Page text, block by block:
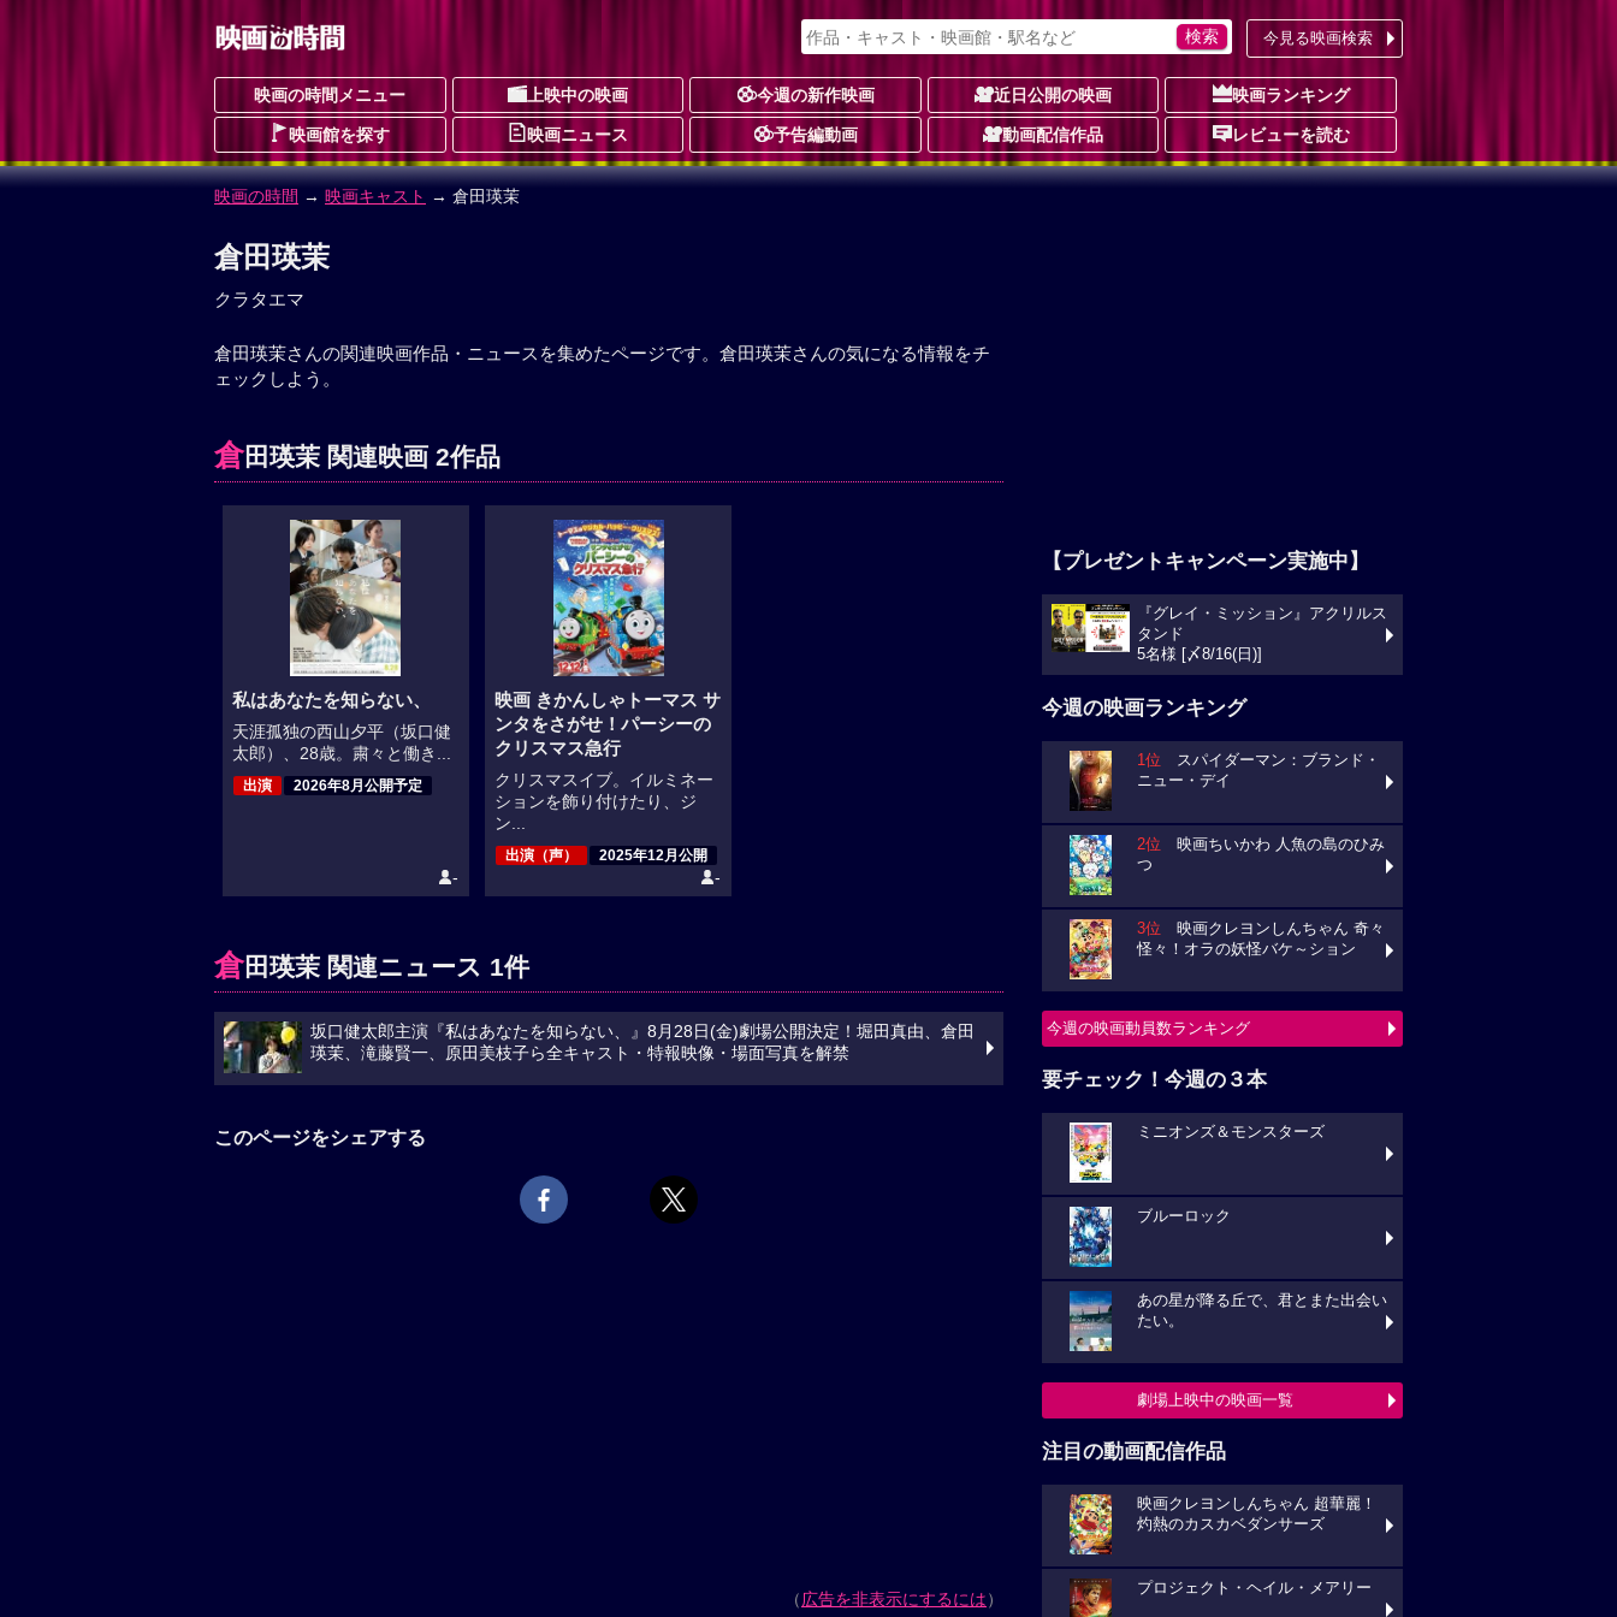
今見る映画検索
映画の時間メニュー 上映中の映画 今週の新作映画 近日公開の映画 映画ランキング
映画館を探す 映画ニュース 予告編動画 動画配信作品 レビューを読む
映画の時間 → 映画キャスト → 倉田瑛茉
倉田瑛茉
クラタエマ
倉田瑛茉さんの関連映画作品・ニュースを集めたページです。倉田瑛茉さんの気になる情報をチ
ェックしよう。
倉田瑛茉 関連映画 2作品
私はあなたを知らない、
天涯孤独の西山夕平（坂口健
太郎）、28歳。粛々と働き...
出演 2026年8月公開予定
-
映画 きかんしゃトーマス サ
ンタをさがせ！パーシーの
クリスマス急行
クリスマスイブ。イルミネー
ションを飾り付けたり、ジ
ン...
出演（声） 2025年12月公開
-
倉田瑛茉 関連ニュース 1件
坂口健太郎主演『私はあなたを知らない、』8月28日(金)劇場公開決定！堀田真由、倉田
瑛茉、滝藤賢一、原田美枝子ら全キャスト・特報映像・場面写真を解禁
このページをシェアする
（広告を非表示にするには）
【プレゼントキャンペーン実施中】
『グレイ・ミッション』アクリルス
タンド
5名様 [〆8/16(日)]
今週の映画ランキング
1位 スパイダーマン：ブランド・
ニュー・デイ
2位 映画ちいかわ 人魚の島のひみ
つ
3位 映画クレヨンしんちゃん 奇々
怪々！オラの妖怪バケ～ション
今週の映画動員数ランキング
要チェック！今週の３本
ミニオンズ＆モンスターズ
ブルーロック
あの星が降る丘で、君とまた出会い
たい。
劇場上映中の映画一覧
注目の動画配信作品
映画クレヨンしんちゃん 超華麗！
灼熱のカスカベダンサーズ
プロジェクト・ヘイル・メアリー